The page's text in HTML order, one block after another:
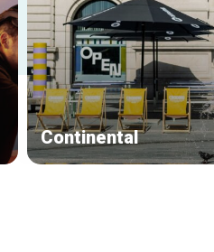
Continental